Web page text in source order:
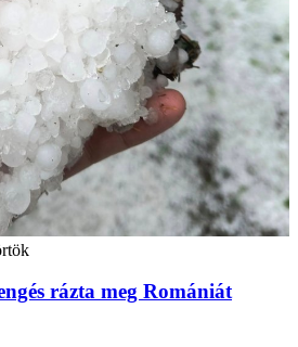
rázta meg Romániát